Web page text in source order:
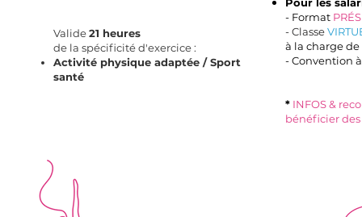
Valide21 heures
de la spécificité d'exercice :
Activité physique adaptée / Sport
santé
- Format
- Classe
à la charge
- Convention
* INFOS &
bénéficier